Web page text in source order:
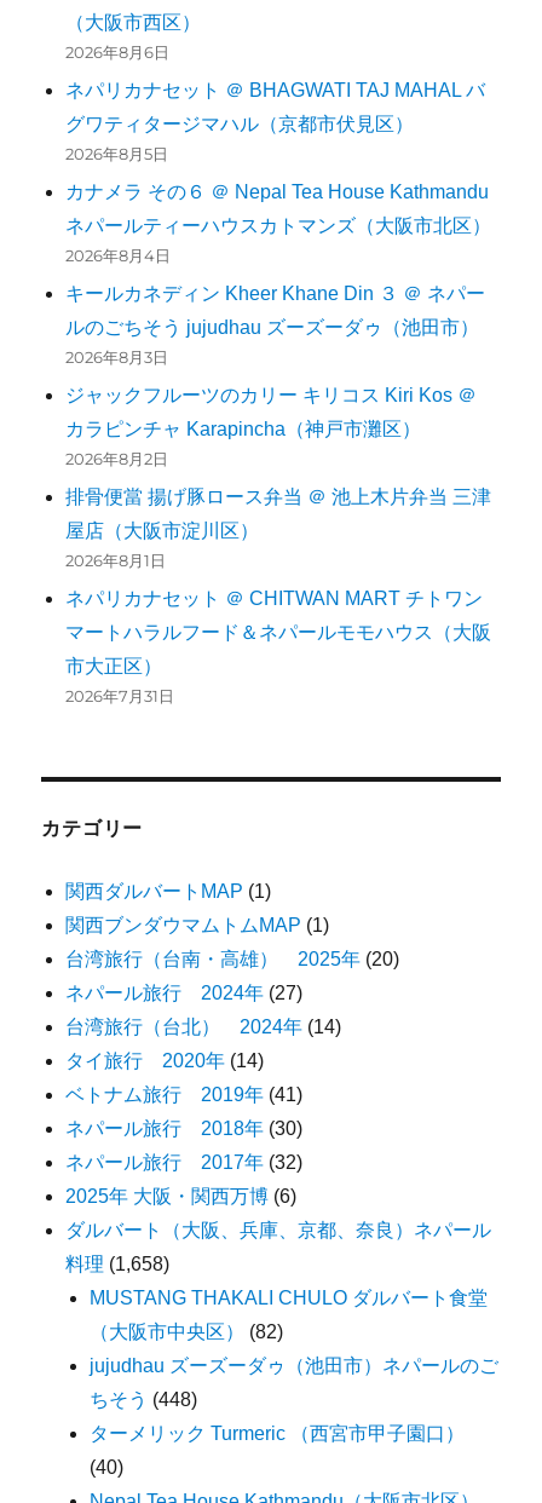
（大阪市西区）
2026年8月6日
ネパリカナセット ＠ BHAGWATI TAJ MAHAL バ
グワティタージマハル（京都市伏見区）
2026年8月5日
カナメラ その６ ＠ Nepal Tea House Kathmandu
ネパールティーハウスカトマンズ（大阪市北区）
2026年8月4日
キールカネディン Kheer Khane Din ３ ＠ ネパー
ルのごちそう jujudhau ズーズーダゥ（池田市）
2026年8月3日
ジャックフルーツのカリー キリコス Kiri Kos ＠
カラピンチャ Karapincha（神戸市灘区）
2026年8月2日
排骨便當 揚げ豚ロース弁当 ＠ 池上木片弁当 三津
屋店（大阪市淀川区）
2026年8月1日
ネパリカナセット ＠ CHITWAN MART チトワン
マートハラルフード＆ネパールモモハウス（大阪
市大正区）
2026年7月31日
カテゴリー
関西ダルバートMAP (1)
関西ブンダウマムトムMAP (1)
台湾旅行（台南・高雄） 2025年 (20)
ネパール旅行 2024年 (27)
台湾旅行（台北） 2024年 (14)
タイ旅行 2020年 (14)
ベトナム旅行 2019年 (41)
ネパール旅行 2018年 (30)
ネパール旅行 2017年 (32)
2025年 大阪・関西万博 (6)
ダルバート（大阪、兵庫、京都、奈良）ネパール
料理 (1,658)
MUSTANG THAKALI CHULO ダルバート食堂
（大阪市中央区）
(82)
jujudhau ズーズーダゥ（池田市）ネパールのご
ちそう (448)
ターメリック Turmeric （西宮市甲子園口）
(40)